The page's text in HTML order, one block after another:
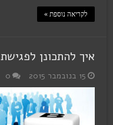
לקריאה נוספת »
איך להתכונן לפגישת B2B בתעשיית המוזיקה
15 בנובמבר 2015 0